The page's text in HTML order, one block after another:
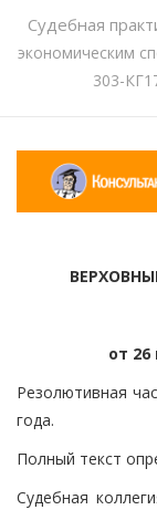
Судебная
экономическим
303-
от 26
Резолютивная
года.
Полный текст
Судебная